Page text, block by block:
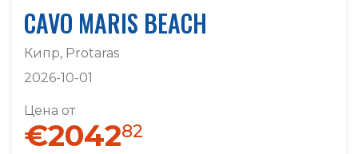
CAVO MARIS BEACH
Кипр, Protaras
2026-10-01
Цена от
€204282